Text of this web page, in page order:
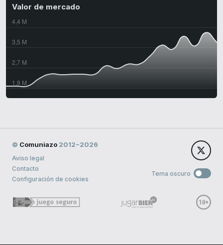
Valor de mercado
© Comuniazo 2012−2026
Aviso legal
Contacto
Configuración de cookies
Tema oscuro